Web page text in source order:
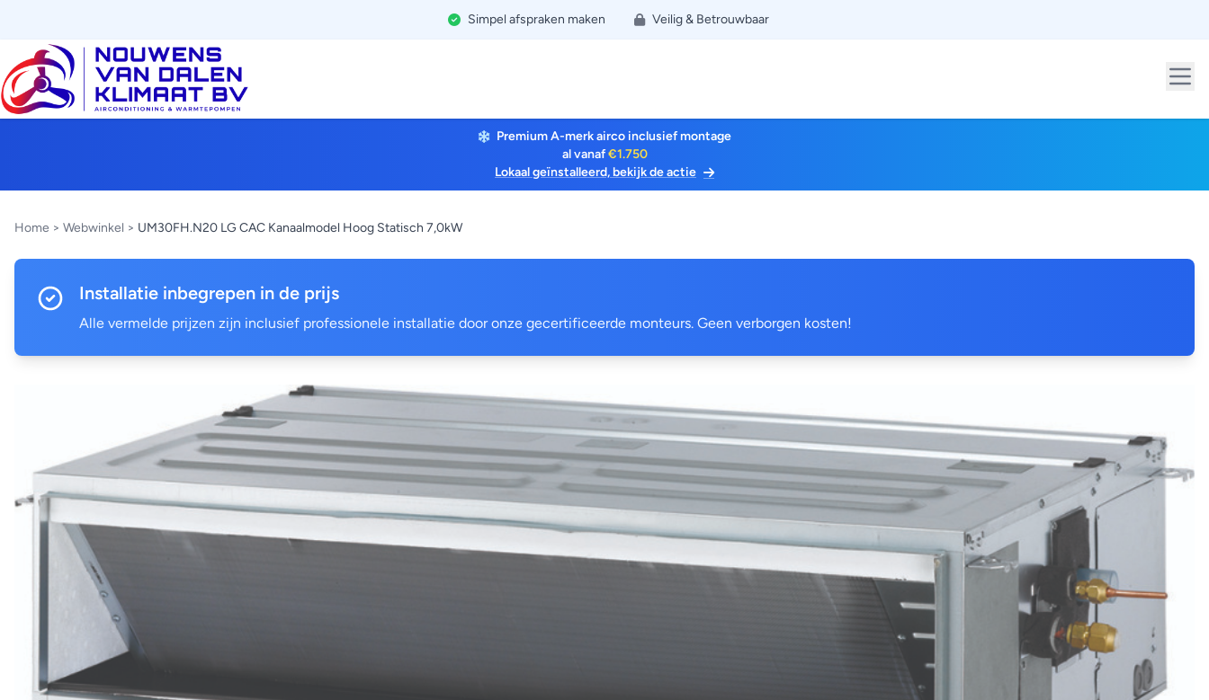
Simpel afspraken maken Veilig & Betrouwbaar
Premium A-merk airco inclusief montage
al vanaf€1.750
Lokaal geïnstalleerd, bekijk de actie
Home > Webwinkel > UM30FH.N20 LG CAC Kanaalmodel Hoog Statisch 7,0kW
Installatie inbegrepen in de prijs
Alle vermelde prijzen zijn inclusief professionele installatie door onze gecertificeerde monteurs. Geen verborgen kosten!